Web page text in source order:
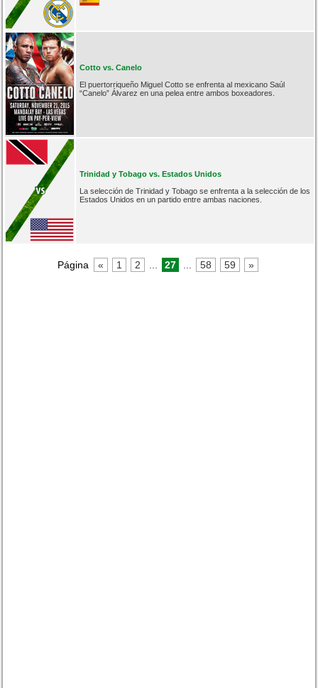
Cotto vs. Canelo
El puertorriqueño Miguel Cotto se enfrenta al mexicano Saúl
“Canelo” Álvarez en una pelea entre ambos boxeadores.
Trinidad y Tobago vs. Estados Unidos
La selección de Trinidad y Tobago se enfrenta a la selección de los
Estados Unidos en un partido entre ambas naciones.
Página « 1 2 27 58 59 »